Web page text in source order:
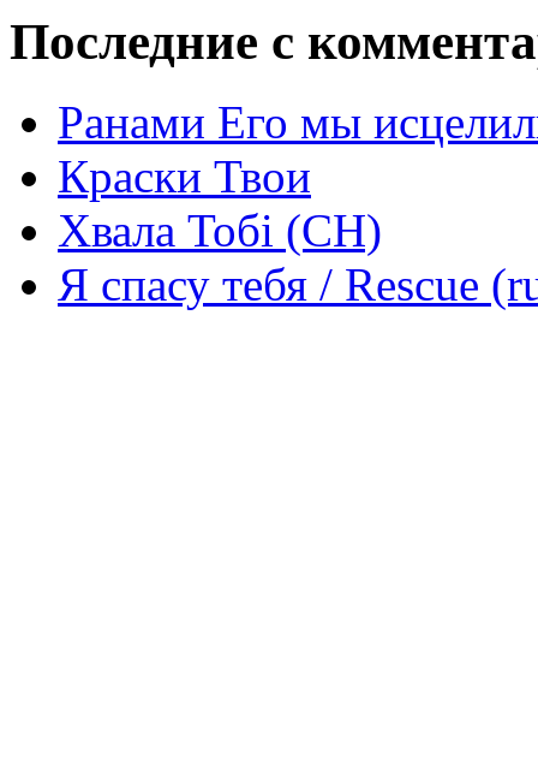
Последние с
Ранами Его мы
Краски Твои
Хвала Тобі (СН)
Я спасу тебя / Rescue